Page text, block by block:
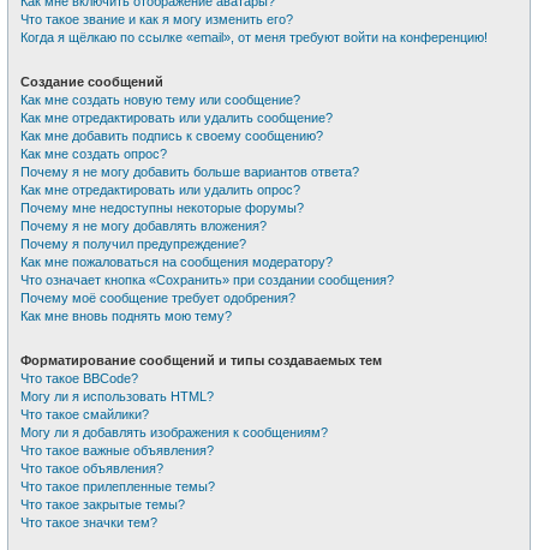
Что такое звание и как я могу изменить его?
Когда я щёлкаю по ссылке «email», от меня требуют войти на конференцию!
Создание сообщений
Как мне создать новую тему или сообщение?
Как мне отредактировать или удалить сообщение?
Как мне добавить подпись к своему сообщению?
Как мне создать опрос?
Почему я не могу добавить больше вариантов ответа?
Как мне отредактировать или удалить опрос?
Почему мне недоступны некоторые форумы?
Почему я не могу добавлять вложения?
Почему я получил предупреждение?
Как мне пожаловаться на сообщения модератору?
Что означает кнопка «Сохранить» при создании сообщения?
Почему моё сообщение требует одобрения?
Как мне вновь поднять мою тему?
Форматирование сообщений и типы создаваемых тем
Что такое BBCode?
Могу ли я использовать HTML?
Что такое смайлики?
Могу ли я добавлять изображения к сообщениям?
Что такое важные объявления?
Что такое объявления?
Что такое прилепленные темы?
Что такое закрытые темы?
Что такое значки тем?